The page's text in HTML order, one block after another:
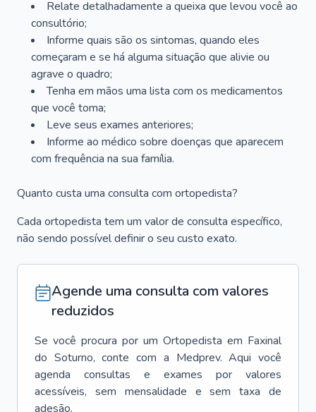
Relate detalhadamente a queixa que levou você ao
consultório;
Informe quais são os sintomas, quando eles
começaram e se há alguma situação que alivie ou
agrave o quadro;
Tenha em mãos uma lista com os medicamentos
que você toma;
Leve seus exames anteriores;
Informe ao médico sobre doenças que aparecem
com frequência na sua família.
Quanto custa uma consulta com ortopedista?
Cada ortopedista tem um valor de consulta específico,
não sendo possível definir o seu custo exato.
Agende uma consulta com valores
reduzidos
Se você procura por um Ortopedista em Faxinal
do Soturno, conte com a Medprev. Aqui você
agenda consultas e exames por valores
acessíveis, sem mensalidade e sem taxa de
adesão.